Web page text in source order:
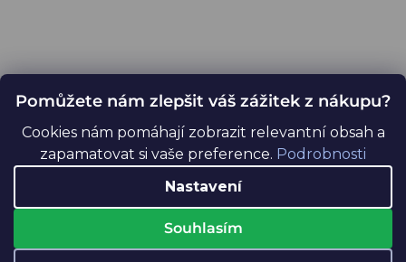
Pomůžete nám zlepšit váš zážitek z nákupu?
Cookies nám pomáhají zobrazit relevantní obsah a
zapamatovat si vaše preference. Podrobnosti
Nastavení
Souhlasím